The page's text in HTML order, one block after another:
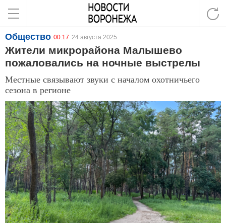
Общество 00:17 24 августа 2025
Жители микрорайона Малышево
пожаловались на ночные выстрелы
Местные связывают звуки с началом охотничьего
сезона в регионе